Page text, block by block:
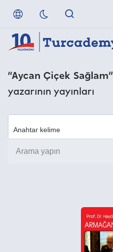
Referanslarımız
Uzaktan Erişim
Nasıl Erişirim
“Aycan Çiçek Sağlam”
yazarının yayınları